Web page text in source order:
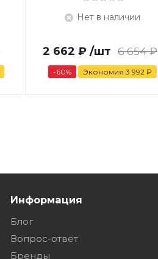
Нет в наличии
2 662 ₽ /шт 6 654₽
-60% Экономия 3 992₽
Информация
Блог
Вопрос-ответ
Бренды